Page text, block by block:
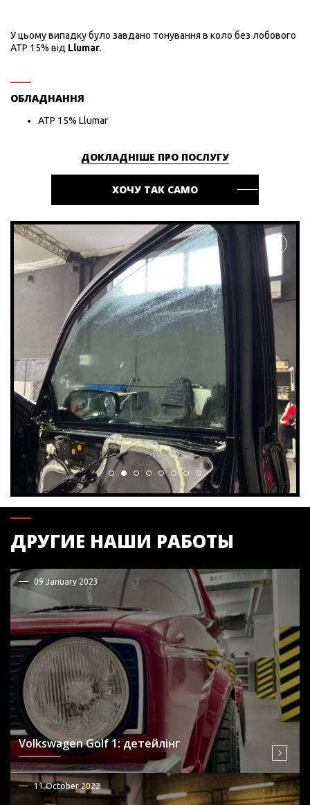
У цьому випадку було завдано тонування в коло без лобового
АТР 15% від Llumar.
ОБЛАДНАННЯ
АТР 15% Llumar
ДОКЛАДНІШЕ ПРО ПОСЛУГУ
ХОЧУ ТАК САМО
ДРУГИЕ НАШИ РАБОТЫ
09 January 2023
Volkswagen Golf 1: детейлінг
11 October 2022